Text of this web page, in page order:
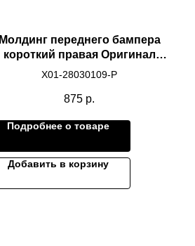
Молдинг переднего бампера
короткий правая Оригинал
LIXIANG L9
X01-28030109-P
875 р.
Подробнее о товаре
Добавить в корзину